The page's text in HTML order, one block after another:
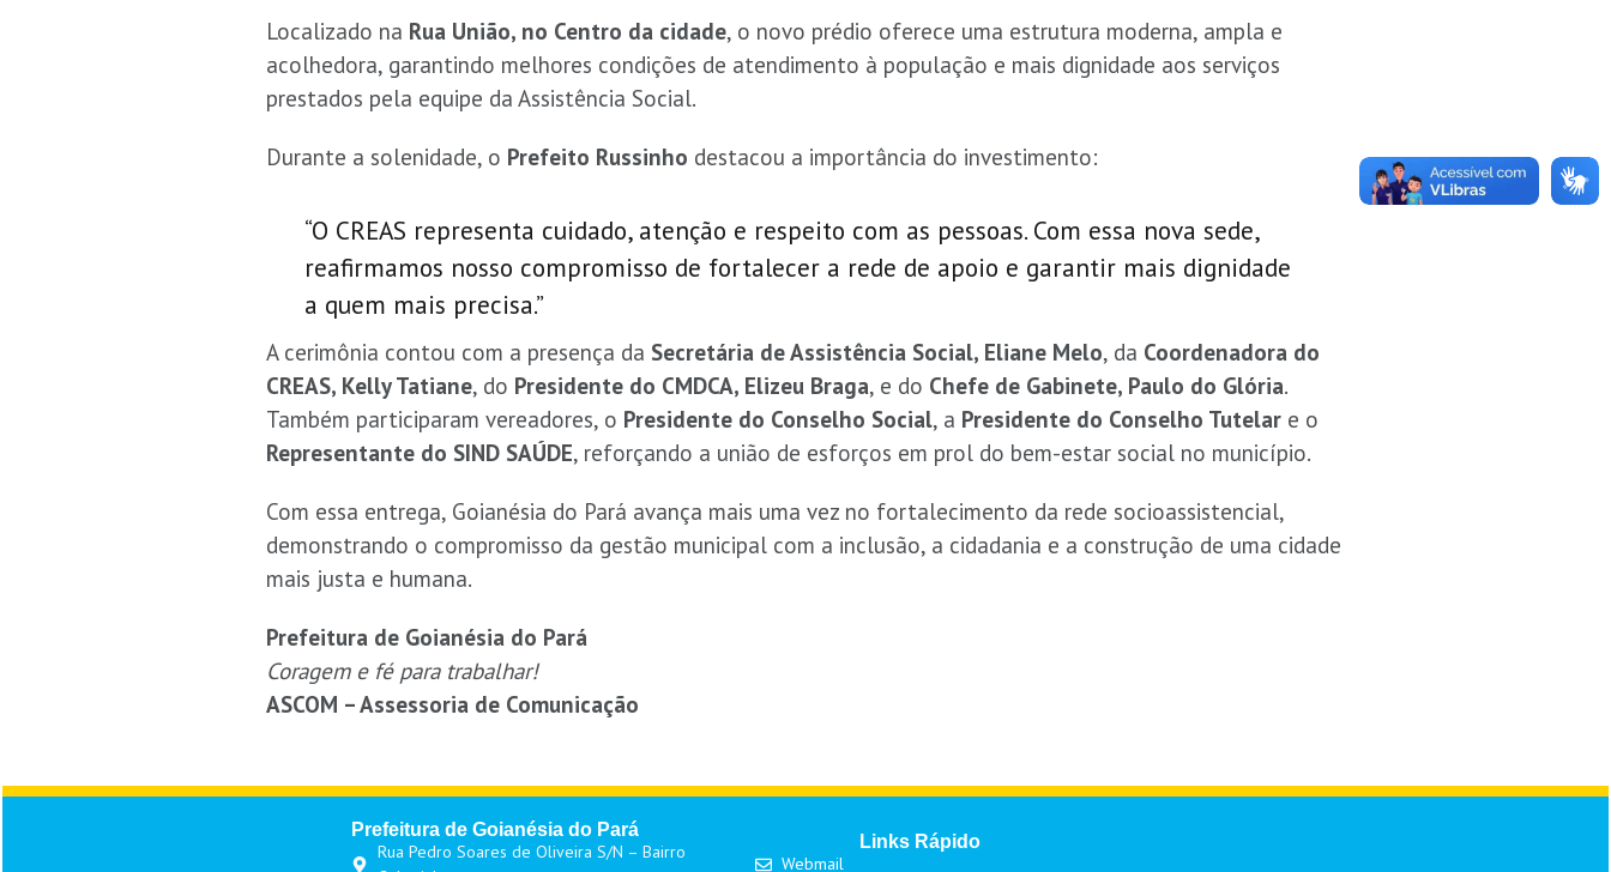
Localizado na Rua União, no Centro da cidade, o novo prédio oferece uma estrutura moderna, ampla e
acolhedora, garantindo melhores condições de atendimento à população e mais dignidade aos serviços
prestados pela equipe da Assistência Social.
Durante a solenidade, o Prefeito Russinho destacou a importância do investimento:
“O CREAS representa cuidado, atenção e respeito com as pessoas. Com essa nova sede,
reafirmamos nosso compromisso de fortalecer a rede de apoio e garantir mais dignidade
a quem mais precisa.”
A cerimônia contou com a presença da Secretária de Assistência Social, Eliane Melo, da Coordenadora do
CREAS, Kelly Tatiane, do Presidente do CMDCA, Elizeu Braga, e do Chefe de Gabinete, Paulo do Glória.
Também participaram vereadores, o Presidente do Conselho Social, a Presidente do Conselho Tutelar e o
Representante do SIND SAÚDE, reforçando a união de esforços em prol do bem-estar social no município.
Com essa entrega, Goianésia do Pará avança mais uma vez no fortalecimento da rede socioassistencial,
demonstrando o compromisso da gestão municipal com a inclusão, a cidadania e a construção de uma cidade
mais justa e humana.
Prefeitura de Goianésia do Pará
Coragem e fé para trabalhar!
ASCOM – Assessoria de Comunicação
Prefeitura de Goianésia do Pará
Rua Pedro Soares de Oliveira S/N – Bairro
Links Rápido
Webmail